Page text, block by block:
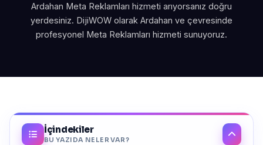
Ardahan Meta Reklamları hizmeti arıyorsanız doğru
yerdesiniz. DijiWOW olarak Ardahan ve çevresinde
profesyonel Meta Reklamları hizmeti sunuyoruz.
İçindekiler
BU YAZIDA NELER VAR?